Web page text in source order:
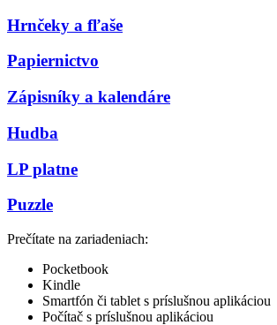
Hrnčeky a fľaše
Papiernictvo
Zápisníky a kalendáre
Hudba
LP platne
Puzzle
Prečítate na zariadeniach:
Pocketbook
Kindle
Smartfón či tablet s príslušnou aplikáciou
Počítač s príslušnou aplikáciou